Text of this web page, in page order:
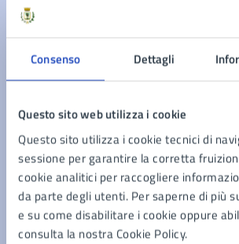
Consenso Dettagli
Questo sito web utilizza i cookie
Questo sito utilizza i cookie tecnici di
sessione per garantire la corretta
cookie analitici per raccogliere
da parte degli utenti. Per saperne di più
e su come disabilitare i cookie oppure
consulta la nostra Cookie Policy.
Documenti
di Commissione Straordinaria, nr. 73/2024 per il
profilo di Istruttore Tecnico/Geometra
inquadramento Area degli Istruttori.
Regolamento per il monitoraggio a
impianti termici e controllo fonti
l’esecuzione delle ispezioni sullo stato
e manutenzione degli impianti termici
Regolamento per la monetizzazione
cedere a standars pubblici